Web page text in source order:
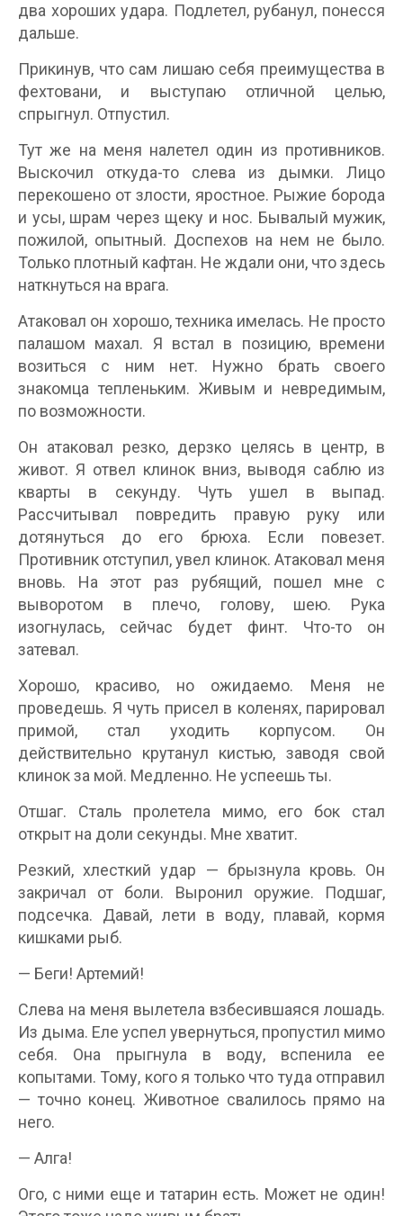
два хороших удара. Подлетел, рубанул, понесся
дальше.
Прикинув, что сам лишаю себя преимущества в
фехтовани, и выступаю отличной целью,
спрыгнул. Отпустил.
Тут же на меня налетел один из противников.
Выскочил откуда-то слева из дымки. Лицо
перекошено от злости, яростное. Рыжие борода
и усы, шрам через щеку и нос. Бывалый мужик,
пожилой, опытный. Доспехов на нем не было.
Только плотный кафтан. Не ждали они, что здесь
наткнуться на врага.
Атаковал он хорошо, техника имелась. Не просто
палашом махал. Я встал в позицию, времени
возиться с ним нет. Нужно брать своего
знакомца тепленьким. Живым и невредимым,
по возможности.
Он атаковал резко, дерзко целясь в центр, в
живот. Я отвел клинок вниз, выводя саблю из
кварты в секунду. Чуть ушел в выпад.
Рассчитывал повредить правую руку или
дотянуться до его брюха. Если повезет.
Противник отступил, увел клинок. Атаковал меня
вновь. На этот раз рубящий, пошел мне с
выворотом в плечо, голову, шею. Рука
изогнулась, сейчас будет финт. Что-то он
затевал.
Хорошо, красиво, но ожидаемо. Меня не
проведешь. Я чуть присел в коленях, парировал
примой, стал уходить корпусом. Он
действительно крутанул кистью, заводя свой
клинок за мой. Медленно. Не успеешь ты.
Отшаг. Сталь пролетела мимо, его бок стал
открыт на доли секунды. Мне хватит.
Резкий, хлесткий удар — брызнула кровь. Он
закричал от боли. Выронил оружие. Подшаг,
подсечка. Давай, лети в воду, плавай, кормя
кишками рыб.
— Беги! Артемий!
Слева на меня вылетела взбесившаяся лошадь.
Из дыма. Еле успел увернуться, пропустил мимо
себя. Она прыгнула в воду, вспенила ее
копытами. Тому, кого я только что туда отправил
— точно конец. Животное свалилось прямо на
него.
— Алга!
Ого, с ними еще и татарин есть. Может не один!